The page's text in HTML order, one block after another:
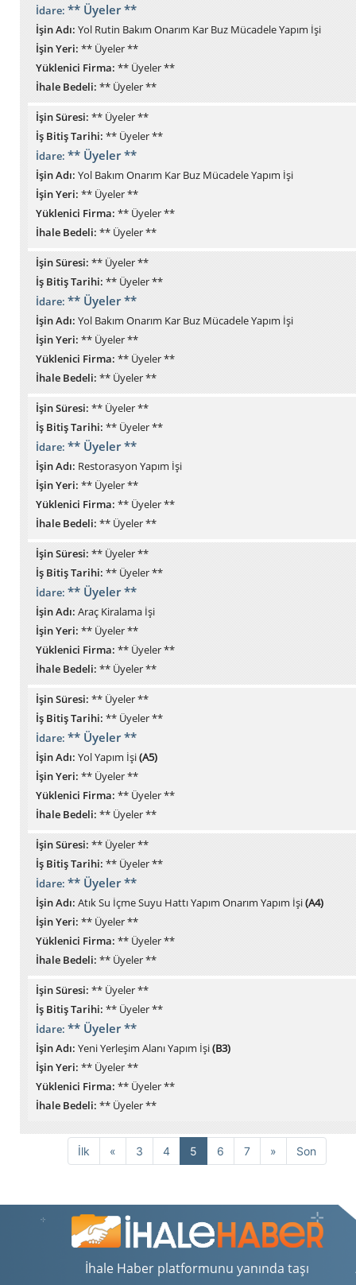
İdare:** Üyeler **
İşin Adı:Yol Rutin Bakım Onarım Kar Buz Mücadele Yapım İşi
İşin Yeri:** Üyeler **
Yüklenici Firma:** Üyeler **
İhale Bedeli:** Üyeler **
İşin Süresi: ** Üyeler **
İş Bitiş Tarihi: ** Üyeler **
İdare: ** Üyeler **
İşin Adı: Yol Bakım Onarım Kar Buz Mücadele Yapım İşi
İşin Yeri: ** Üyeler **
Yüklenici Firma: ** Üyeler **
İhale Bedeli: ** Üyeler **
İşin Süresi:** Üyeler **
İş Bitiş Tarihi:** Üyeler **
İdare:** Üyeler **
İşin Adı:Yol Bakım Onarım Kar Buz Mücadele Yapım İşi
İşin Yeri:** Üyeler **
Yüklenici Firma:** Üyeler **
İhale Bedeli:** Üyeler **
İşin Süresi: ** Üyeler **
İş Bitiş Tarihi: ** Üyeler **
İdare: ** Üyeler **
İşin Adı: Restorasyon Yapım İşi
İşin Yeri: ** Üyeler **
Yüklenici Firma: ** Üyeler **
İhale Bedeli: ** Üyeler **
İşin Süresi:** Üyeler **
İş Bitiş Tarihi:** Üyeler **
İdare:** Üyeler **
İşin Adı:Araç Kiralama İşi
İşin Yeri:** Üyeler **
Yüklenici Firma:** Üyeler **
İhale Bedeli:** Üyeler **
İşin Süresi: ** Üyeler **
İş Bitiş Tarihi: ** Üyeler **
İdare: ** Üyeler **
İşin Adı: Yol Yapım İşi(A5)
İşin Yeri: ** Üyeler **
Yüklenici Firma: ** Üyeler **
İhale Bedeli: ** Üyeler **
İşin Süresi:** Üyeler **
İş Bitiş Tarihi:** Üyeler **
İdare:** Üyeler **
İşin Adı:Atık Su İçme Suyu Hattı Yapım Onarım Yapım İşi(A4)
İşin Yeri:** Üyeler **
Yüklenici Firma:** Üyeler **
İhale Bedeli:** Üyeler **
İşin Süresi: ** Üyeler **
İş Bitiş Tarihi: ** Üyeler **
İdare: ** Üyeler **
İşin Adı: Yeni Yerleşim Alanı Yapım İşi(B3)
İşin Yeri: ** Üyeler **
Yüklenici Firma: ** Üyeler **
İhale Bedeli: ** Üyeler **
İlk « Önceki
3 4 5 6 7 » Sonraki
Son
İhale Haber platformunu yanında taşı